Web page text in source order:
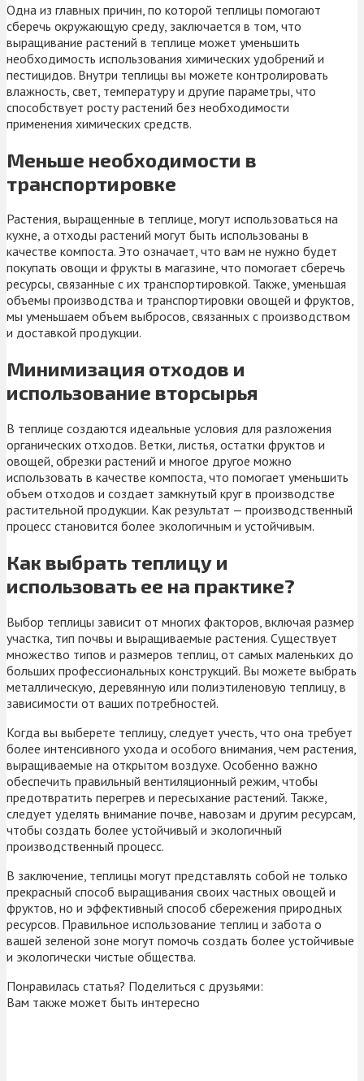
Одна из главных причин, по которой теплицы помогают
сберечь окружающую среду, заключается в том, что
выращивание растений в теплице может уменьшить
необходимость использования химических удобрений и
пестицидов. Внутри теплицы вы можете контролировать
влажность, свет, температуру и другие параметры, что
способствует росту растений без необходимости
применения химических средств.
Меньше необходимости в
транспортировке
Растения, выращенные в теплице, могут использоваться на
кухне, а отходы растений могут быть использованы в
качестве компоста. Это означает, что вам не нужно будет
покупать овощи и фрукты в магазине, что помогает сберечь
ресурсы, связанные с их транспортировкой. Также, уменьшая
объемы производства и транспортировки овощей и фруктов,
мы уменьшаем объем выбросов, связанных с производством
и доставкой продукции.
Минимизация отходов и
использование вторсырья
В теплице создаются идеальные условия для разложения
органических отходов. Ветки, листья, остатки фруктов и
овощей, обрезки растений и многое другое можно
использовать в качестве компоста, что помогает уменьшить
объем отходов и создает замкнутый круг в производстве
растительной продукции. Как результат — производственный
процесс становится более экологичным и устойчивым.
Как выбрать теплицу и
использовать ее на практике?
Выбор теплицы зависит от многих факторов, включая размер
участка, тип почвы и выращиваемые растения. Существует
множество типов и размеров теплиц, от самых маленьких до
больших профессиональных конструкций. Вы можете выбрать
металлическую, деревянную или полиэтиленовую теплицу, в
зависимости от ваших потребностей.
Когда вы выберете теплицу, следует учесть, что она требует
более интенсивного ухода и особого внимания, чем растения,
выращиваемые на открытом воздухе. Особенно важно
обеспечить правильный вентиляционный режим, чтобы
предотвратить перегрев и пересыхание растений. Также,
следует уделять внимание почве, навозам и другим ресурсам,
чтобы создать более устойчивый и экологичный
производственный процесс.
В заключение, теплицы могут представлять собой не только
прекрасный способ выращивания своих частных овощей и
фруктов, но и эффективный способ сбережения природных
ресурсов. Правильное использование теплиц и забота о
вашей зеленой зоне могут помочь создать более устойчивые
и экологически чистые общества.
Понравилась статья? Поделиться с друзьями:
Вам также может быть интересно